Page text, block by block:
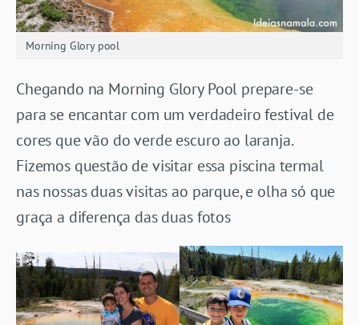
Morning Glory pool
Chegando na Morning Glory Pool prepare-se
para se encantar com um verdadeiro festival de
cores que vão do verde escuro ao laranja.
Fizemos questão de visitar essa piscina termal
nas nossas duas visitas ao parque, e olha só que
graça a diferença das duas fotos